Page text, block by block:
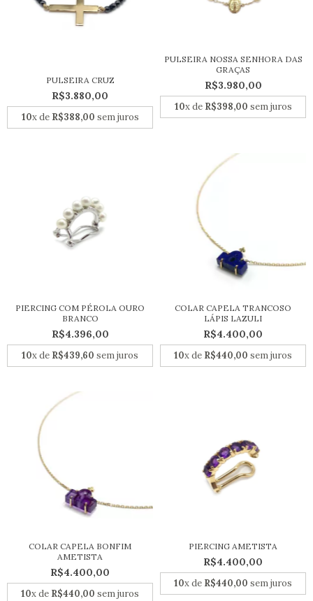
PULSEIRA CRUZ
R$3.880,00
10x de R$388,00 sem juros
PULSEIRA NOSSA SENHORA DAS
GRAÇAS
R$3.980,00
10x de R$398,00 sem juros
PIERCING COM PÉROLA OURO
BRANCO
R$4.396,00
10x de R$439,60 sem juros
COLAR CAPELA TRANCOSO
LÁPIS LAZULI
R$4.400,00
10x de R$440,00 sem juros
COLAR CAPELA BONFIM
AMETISTA
R$4.400,00
10x de R$440,00 sem juros
PIERCING AMETISTA
R$4.400,00
10x de R$440,00 sem juros